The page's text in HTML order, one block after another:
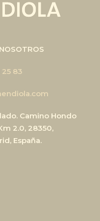
25 83
Camino Hondo
2.0, 28350,
España.